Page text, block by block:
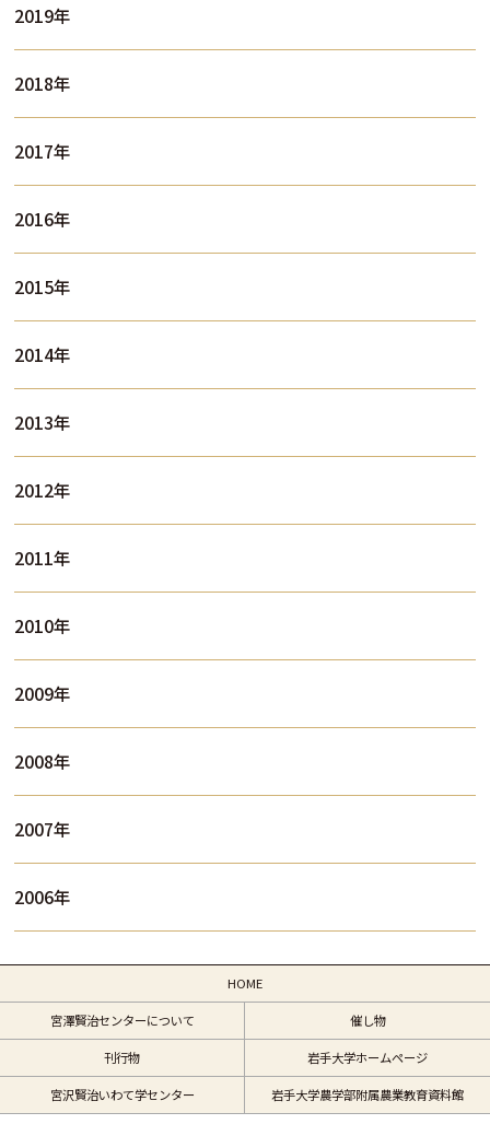
2019年
2018年
2017年
2016年
2015年
2014年
2013年
2012年
2011年
2010年
2009年
2008年
2007年
2006年
HOME
宮澤賢治センターについて 催し物
刊行物 岩手大学ホームページ
宮沢賢治いわて学センター 岩手大学農学部附属農業教育資料館